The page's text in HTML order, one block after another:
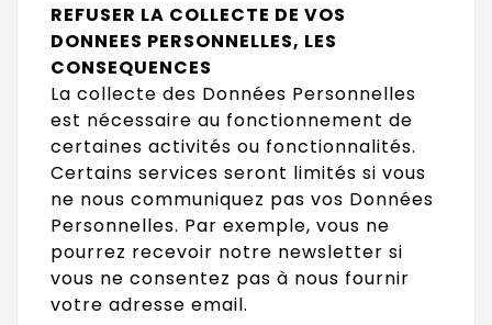
REFUSER LA COLLECTE DE VOS
DONNEES PERSONNELLES, LES
CONSEQUENCES
La collecte des Données Personnelles
est nécessaire au fonctionnement de
certaines activités ou fonctionnalités.
Certains services seront limités si vous
ne nous communiquez pas vos Données
Personnelles. Par exemple, vous ne
pourrez recevoir notre newsletter si
vous ne consentez pas à nous fournir
votre adresse email.